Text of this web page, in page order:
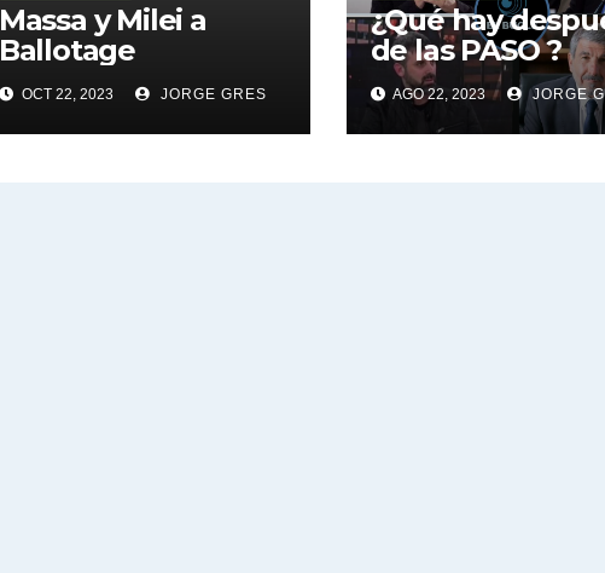
Massa y Milei a
Ballotage
OCT 22, 2023 JORGE GRES
¿Qué hay
de las PASO ?
AGO 22, 2023 JORGE